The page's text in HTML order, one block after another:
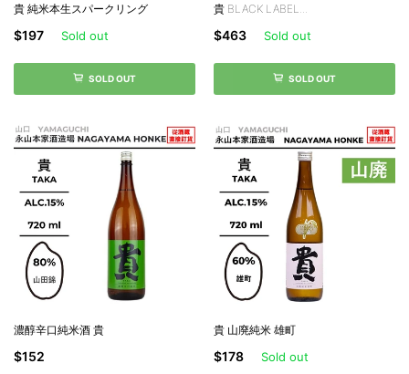
貴 純米本生スパークリング
$197 Sold out
SOLD OUT
貴 BLACK LABEL...
$463 Sold out
SOLD OUT
濃醇辛口純米酒 貴
$152
貴 山廃純米 雄町
$178 Sold out